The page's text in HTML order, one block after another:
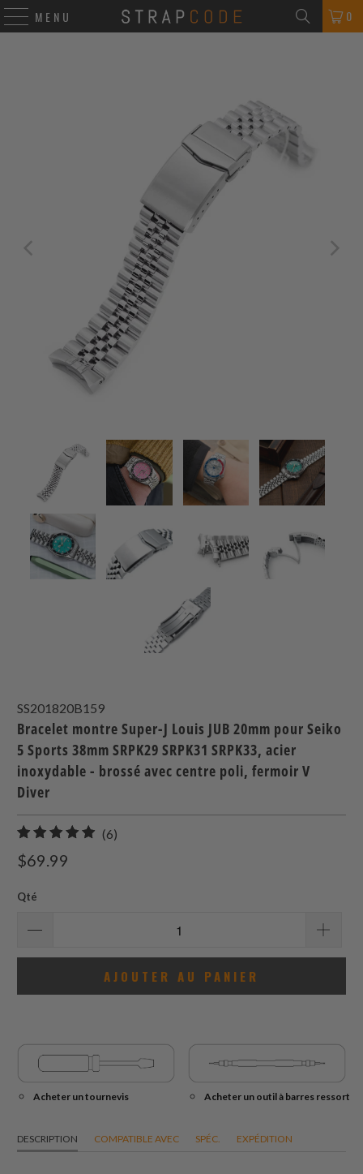
MENU 0
SS201820B159
Bracelet montre Super-J Louis JUB 20mm pour Seiko
5 Sports 38mm SRPK29 SRPK31 SRPK33, acier
inoxydable - brossé avec centre poli, fermoir V
Diver
(6)
$69.99
Qté
AJOUTER AU PANIER
Acheter un tournevis Acheter un outil à barres ressort
DESCRIPTION COMPATIBLE AVEC SPÉC. EXPÉDITION